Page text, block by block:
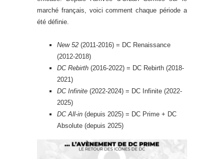
marché français, voici comment chaque période a
été définie.
New 52 (2011-2016) = DC Renaissance
(2012-2018)
DC Rebirth (2016-2022) = DC Rebirth (2018-
2021)
DC Infinite (2022-2024) = DC Infinite (2022-
2025)
DC All-in (depuis 2025) = DC Prime + DC
Absolute (depuis 2025)